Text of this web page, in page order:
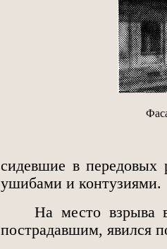
сидевшие в передовых
ушибами и контузиями.
На место взрыва
пострадавшим, явился